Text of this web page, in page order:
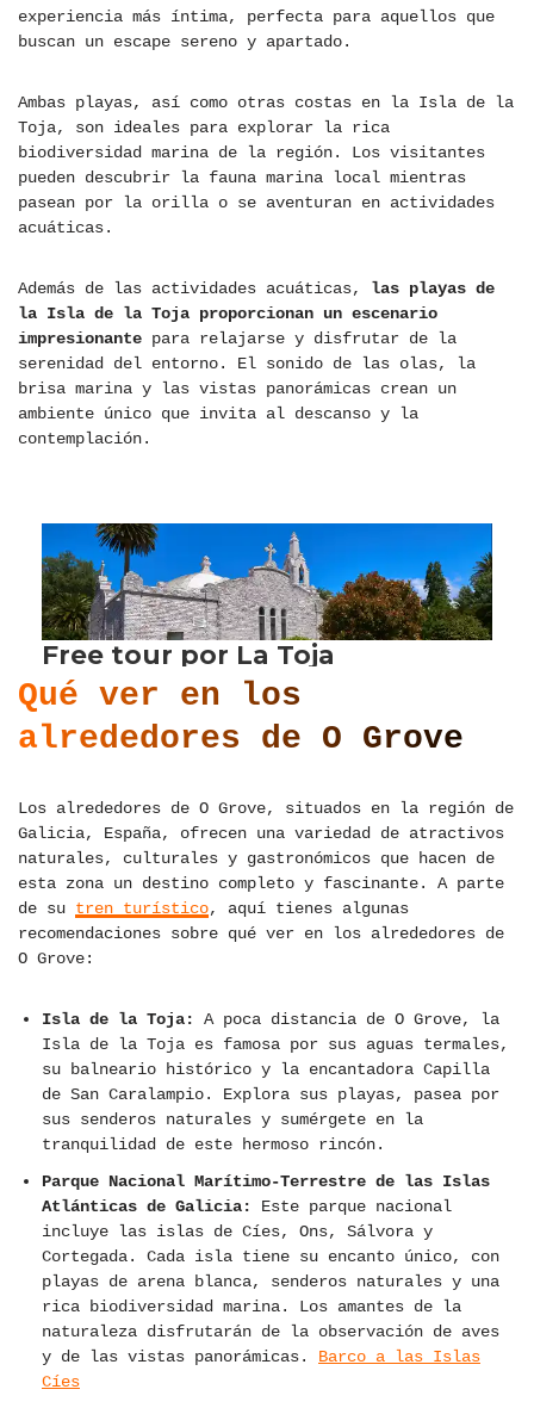
experiencia más íntima, perfecta para aquellos que
buscan un escape sereno y apartado.
Ambas playas, así como otras costas en la Isla de la
Toja, son ideales para explorar la rica
biodiversidad marina de la región. Los visitantes
pueden descubrir la fauna marina local mientras
pasean por la orilla o se aventuran en actividades
acuáticas.
Además de las actividades acuáticas, las playas de
la Isla de la Toja proporcionan un escenario
impresionante para relajarse y disfrutar de la
serenidad del entorno. El sonido de las olas, la
brisa marina y las vistas panorámicas crean un
ambiente único que invita al descanso y la
contemplación.
Qué ver en los
alrededores de O Grove
Los alrededores de O Grove, situados en la región de
Galicia, España, ofrecen una variedad de atractivos
naturales, culturales y gastronómicos que hacen de
esta zona un destino completo y fascinante. A parte
de su tren turístico, aquí tienes algunas
recomendaciones sobre qué ver en los alrededores de
O Grove:
Isla de la Toja:
A poca distancia de O Grove, la
Isla de la Toja es famosa por sus aguas termales,
su balneario histórico y la encantadora Capilla
de San Caralampio. Explora sus playas, pasea por
sus senderos naturales y sumérgete en la
tranquilidad de este hermoso rincón.
Parque Nacional Marítimo-Terrestre de las Islas
Atlánticas de Galicia:
Este parque nacional
incluye las islas de Cíes, Ons, Sálvora y
Cortegada. Cada isla tiene su encanto único, con
playas de arena blanca, senderos naturales y una
rica biodiversidad marina. Los amantes de la
naturaleza disfrutarán de la observación de aves
y de las vistas panorámicas. Barco a las Islas
Cíes